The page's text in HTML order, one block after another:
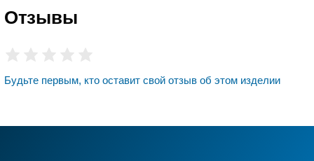
Отзывы
Будьте первым, кто оставит свой отзыв об этом изделии